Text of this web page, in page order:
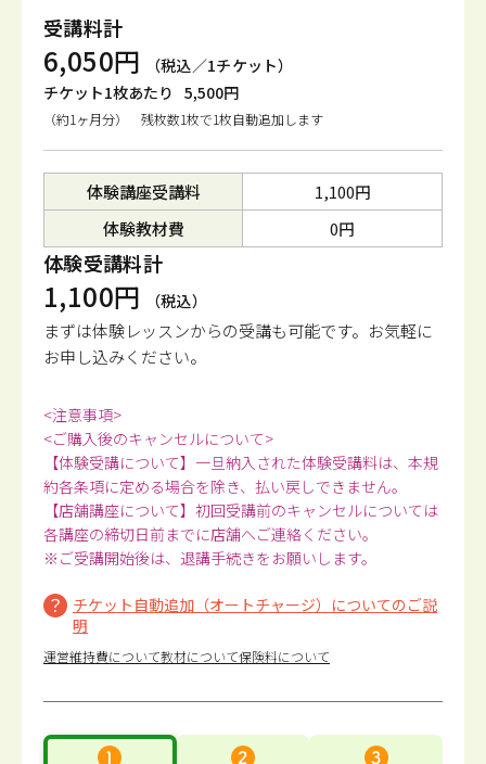
受講料計
6,050円
（税込／1チケット）
チケット1枚あたり 5,500円
（約1ヶ月分） 残枚数1枚で1枚自動追加します
体験講座受講料
1,100円
体験教材費
0円
体験受講料計
1,100円 （税込）
まずは体験レッスンからの受講も可能です。 お気軽に
お申し込みください。
<注意事項>
<ご購入後のキャンセルについて>
【体験受講について】一旦納入された体験受講料は、本規
約各条項に定める場合を除き、払い戻しできません。
【店舗講座について】初回受講前のキャンセルについては
各講座の締切日前までに店舗へご連絡ください。
※ご受講開始後は、退講手続きをお願いします。
チケット自動追加（オートチャージ）についてのご説
明
運営維持費について教材について保険料について